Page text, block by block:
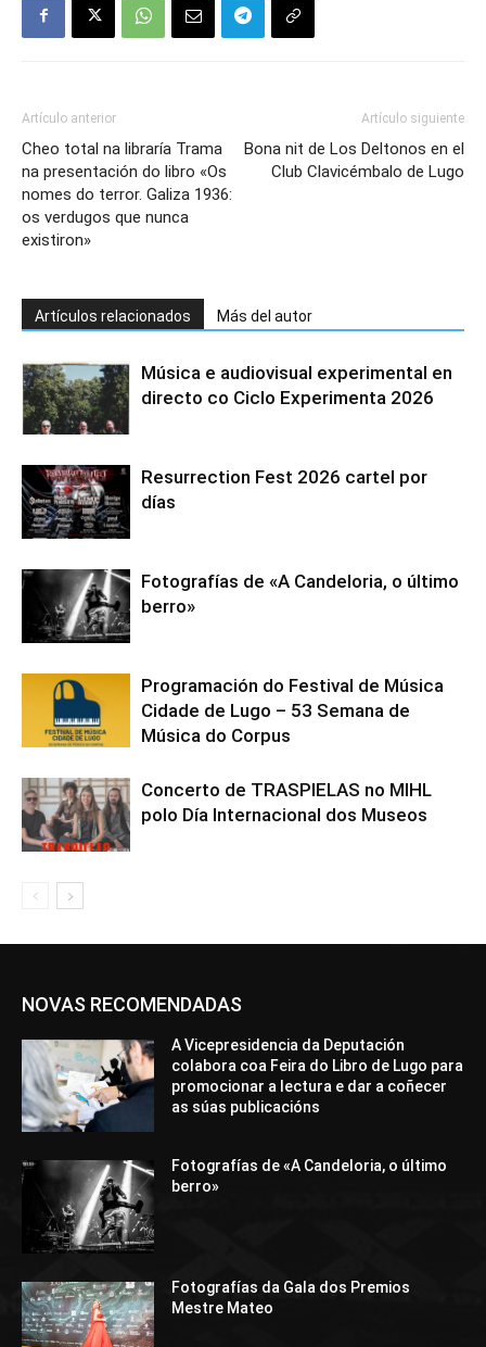
Artículo anterior
Cheo total na libraría Trama
na presentación do libro «Os
nomes do terror. Galiza 1936:
os verdugos que nunca
existiron»
Artículo siguiente
Bona nit de Los Deltonos en el
Club Clavicémbalo de Lugo
Artículos relacionados Más del autor
Música e audiovisual experimental en
directo co Ciclo Experimenta 2026
Resurrection Fest 2026 cartel por
días
Fotografías de «A Candeloria, o último
berro»
Programación do Festival de Música
Cidade de Lugo – 53 Semana de
Música do Corpus
Concerto de TRASPIELAS no MIHL
polo Día Internacional dos Museos
NOVAS RECOMENDADAS
A Vicepresidencia da Deputación
colabora coa Feira do Libro de Lugo para
promocionar a lectura e dar a coñecer
as súas publicacións
Fotografías de «A Candeloria, o último
berro»
Fotografías da Gala dos Premios
Mestre Mateo